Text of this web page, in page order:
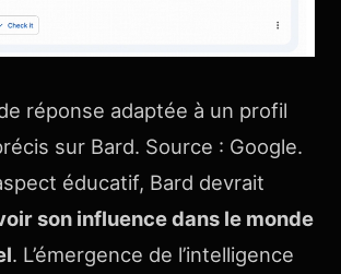
réponse adaptée à un profil
sur Bard. Source : Google.
éducatif, Bard devrait
son influence dans le monde
. L’émergence de l’intelligence